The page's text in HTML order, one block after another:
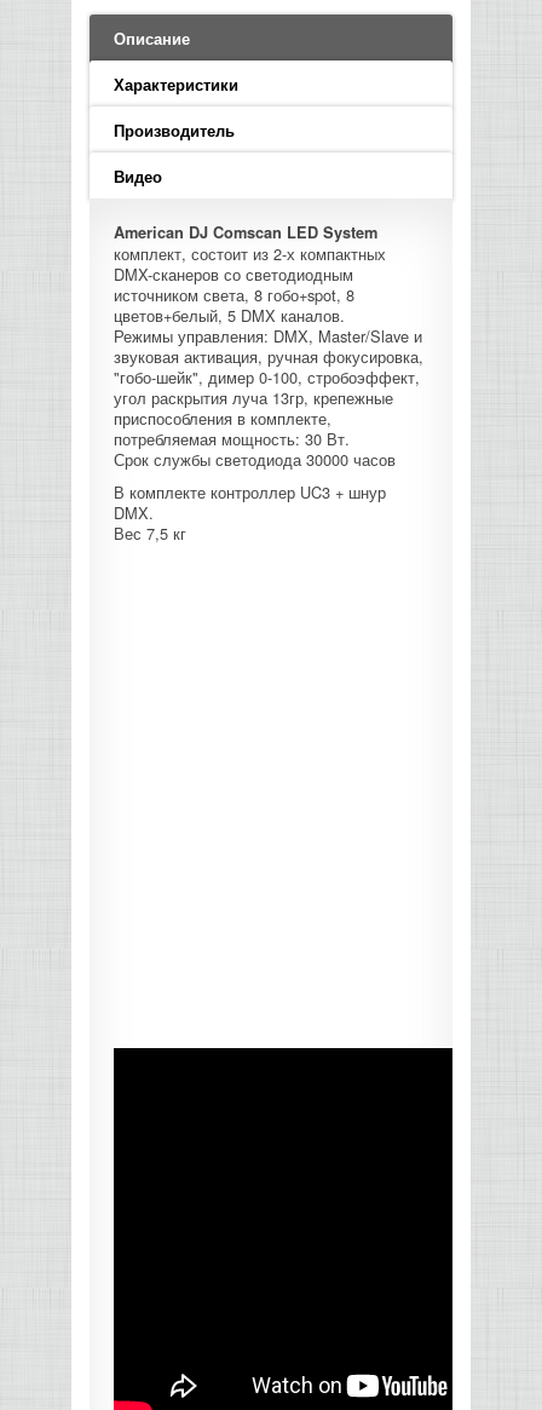
УСИЛИТЕЛИ
МИКШЕРЫ ЦИФРОВЫЕ
ЛИНЕЙНЫЕ МАССИВЫ
САБВУФЕРЫ ПАССИВНЫЕ
СЦЕНИЧЕСКИЕ МОНИТОРЫ
CD|DVD|FLASH|USB ПЛЕЕРЫ,
РЕКОРДЕРЫ
САБВУФЕРЫ АКТИВНЫЕ
КОМПЛЕКТУЮЩИЕ ДЛЯ
АКУСТИЧЕСКИХ СИСТЕМ
LED PAR
БАСОВЫЕ УСИЛИТЕЛИ И КАБИНЕТЫ
ГИТАРНЫЕ ПРИНАДЛЕЖНОСТИ
КЛАВИШНЫЕ КОМБО
СТОЙКИ ДЛЯ КЛАВИШНЫХ
ПРЕАМПЫ И МИКРОФОННЫЕ
ПРОЦЕССОРЫ
ФЛЕЙТЫ
ПРОИГРЫВАТЕЛИ ВИНИЛА
ВИДЕО РЕКОРДЕРЫ
ВИДЕО КОНВЕРТЕРЫ
АКУСТИЧЕСКИЕ
ГРОМКОГОВОРИТЕЛИ
АНОНСЫ НОВИНОК
ИНФОРМАЦИЯ
КАК КУПИТЬ
ДОСТАВКА
ОПЛАТА
КОНТАКТЫ
Описание
Характеристики
Производитель
Видео
American DJ Comscan LED System
комплект, состоит из 2-х компактных
DMX-сканеров со светодиодным
источником света, 8 гобо+spot, 8
цветов+белый, 5 DMX каналов.
Режимы управления: DMX, Master/Slave и
звуковая активация, ручная фокусировка,
"гобо-шейк", димер 0-100, стробоэффект,
угол раскрытия луча 13гр, крепежные
приспособления в комплекте,
потребляемая мощность: 30 Вт.
Срок службы светодиода 30000 часов
В комплекте контроллер UC3 + шнур
DMX.
Вес 7,5 кг